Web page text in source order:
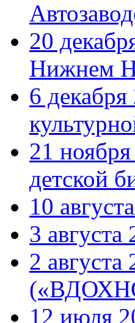
20
Нижнем
6
21
детской
10
3
2
12 июля